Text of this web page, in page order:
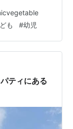
てみることに
で探して見つ
。トコペディ
ーグルトは
他…
も #幼児
ティにある